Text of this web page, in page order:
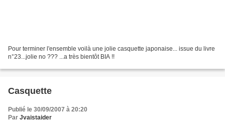
Pour terminer l'ensemble voilà une jolie casquette japonaise... issue du livre
n°23...jolie no ??? ...a très bientôt BIA !!
Casquette
Publié le 30/09/2007 à 20:20
Par Jvaistaider